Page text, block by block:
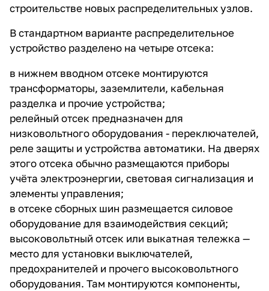
строительстве новых распределительных узлов.
В стандартном варианте распределительное
устройство разделено на четыре отсека:
в нижнем вводном отсеке монтируются
трансформаторы, заземлители, кабельная
разделка и прочие устройства;
релейный отсек предназначен для
низковольтного оборудования - переключателей,
реле защиты и устройства автоматики. На дверях
этого отсека обычно размещаются приборы
учёта электроэнергии, световая сигнализация и
элементы управления;
в отсеке сборных шин размещается силовое
оборудование для взаимодействия секций;
высоковольтный отсек или выкатная тележка —
место для установки выключателей,
предохранителей и прочего высоковольтного
оборудования. Там монтируются компоненты,